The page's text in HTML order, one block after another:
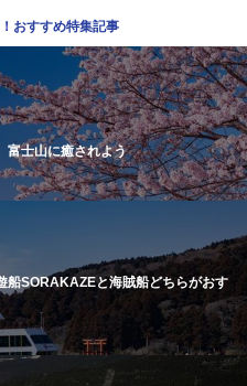
おすすめ特集記事
富士山に癒されよう
船SORAKAZEと海賊船どちらがおす